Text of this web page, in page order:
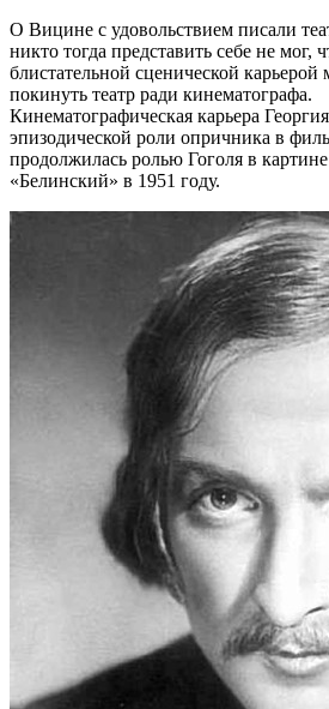
О Вицине с удовольствием писали
никто тогда представить себе не мог,
блистательной сценической карьерой
покинуть театр ради кинематографа.
Кинематографическая карьера
эпизодической роли опричника в
продолжилась ролью Гоголя в
«Белинский» в 1951 году.